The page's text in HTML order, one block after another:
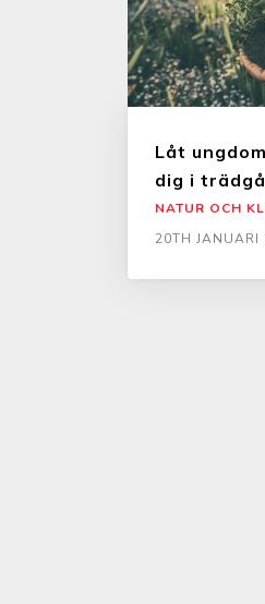
Låt
dig i
NATUR OCH
20TH JANUARI